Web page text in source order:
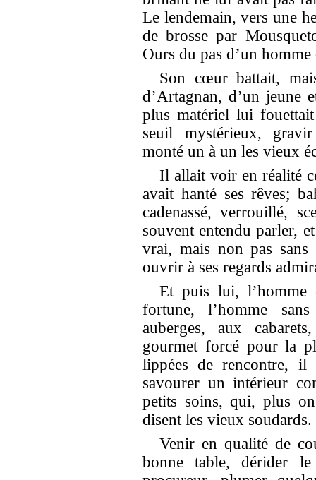
Le lendemain, vers une
de brosse par
Ours du pas d’un
Son cœur battait,
d’Artagnan, d’un jeune
plus matériel lui
seuil mystérieux,
monté un à un les vieux
Il allait voir en réalité
avait hanté ses rêves;
cadenassé, verrouillé,
souvent entendu parler,
vrai, mais non pas sans
ouvrir à ses regards
Et puis lui, l’homme
fortune, l’homme
auberges, aux
gourmet forcé pour la
lippées de rencontre, il
savourer un intérieur
petits soins, qui, plus
disent les vieux soudards.
Venir en qualité de
bonne table, dérider